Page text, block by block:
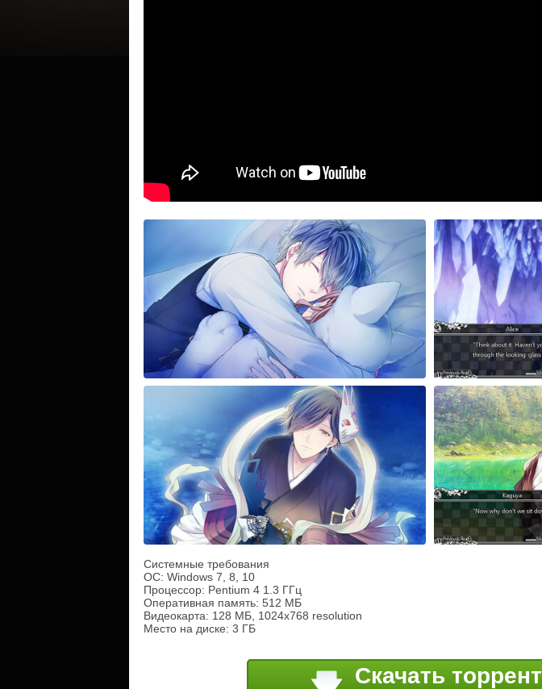
Системные требования
ОС: Windows 7, 8, 10
Процессор: Pentium 4 1.3 ГГц
Оперативная память: 512 МБ
Видеокарта: 128 МБ, 1024x768 resolution
Место на диске: 3 ГБ
Скачать торрент